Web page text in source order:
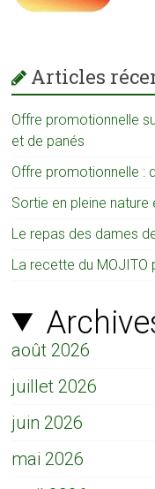
Articles
Offre promotionnelle
et de panés
Offre promotionnelle :
Sortie en pleine nature
Le repas des dames de
La recette du MOJITO
août 2026
juillet 2026
juin 2026
mai 2026